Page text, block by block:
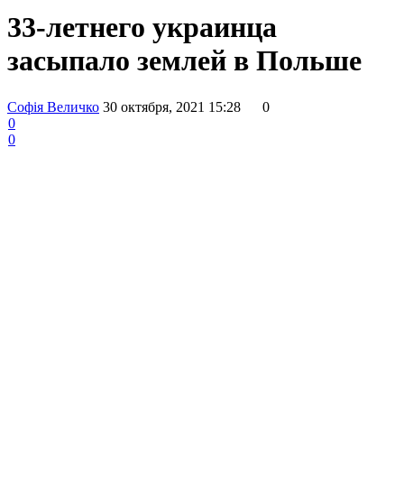
33-летнего украинца
засыпало землей в Польше
Софія Величко 30 октября, 2021 15:28
0
0
0